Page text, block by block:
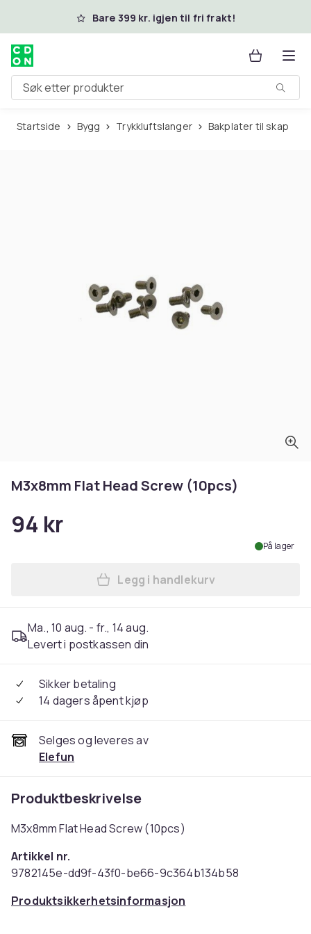
Hopp til hovedinnholdBare 399 kr. igjen til fri frakt!
Søk etter produkter
Startside Bygg Trykkluftslanger Bakplater til skap
M3x8mm Flat Head Screw (10pcs)
94 kr
På lager
Legg M3x8mm Flat Head
Legg i handlekurv
Ma., 10 aug. - fr., 14 aug.
Levert i postkassen din
Sikker betaling
14 dagers åpent kjøp
Selges og leveres av
Elefun
Produktbeskrivelse
M3x8mm Flat Head Screw (10pcs)
Artikkel nr.
9782145e-dd9f-43f0-be66-9c364b134b58
Produktsikkerhetsinformasjon